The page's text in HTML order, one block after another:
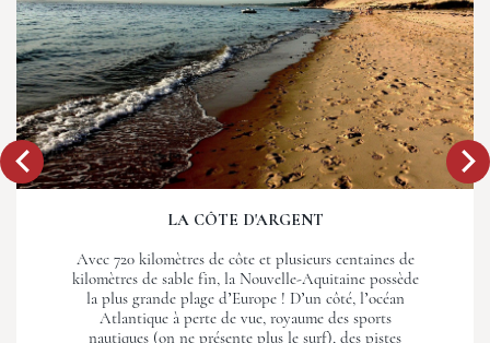
LA CÔTE D'ARGENT
Avec 720 kilomètres de côte et plusieurs centaines de
kilomètres de sable fin, la Nouvelle-Aquitaine possède
la plus grande plage d’Europe ! D’un côté, l’océan
Atlantique à perte de vue, royaume des sports
nautiques (on ne présente plus le surf), des pistes